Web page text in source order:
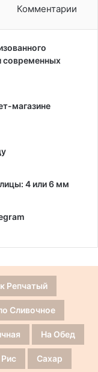
Комментарии
современных
магазине
4 или 6 мм
Репчатый
Сливочное
На Обед
Рис Сахар